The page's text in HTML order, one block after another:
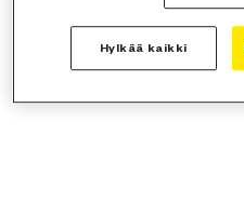
Hylkää kaikki